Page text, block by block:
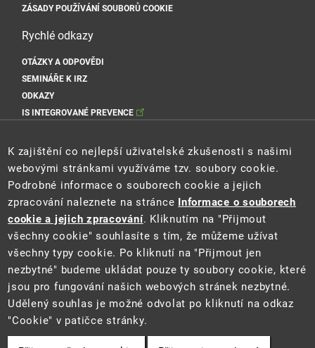
ZÁSADY POUŽÍVÁNÍ SOUBORŮ COOKIE
Rychlé odkazy
OTÁZKY A ODPOVĚDI
SEMINÁŘE K IRZ
ODKAZY
IS INTEGROVANÉ PREVENCE
Sociální sítě Cenia
2021 © Ministerstvo životního prostředí
K zajištění co nejlepší uživatelské zkušenosti s našimi
webovými stránkami využíváme tzv. soubory cookie.
Podrobné informace o souborech cookie a jejich
zpracování naleznete na stránce Informace o souborech
cookie a jejich zpracování. Kliknutím na "Přijmout
všechny cookie" souhlasíte s tím, že můžeme užívat
všechny typy cookie. Po kliknutí na "Přijmout jen
nezbytné" budeme ukládat pouze ty soubory cookie, které
jsou pro fungování našich webových stránek nezbytné.
Udělený souhlas je možné odvolat po kliknutí na odkaz
"Cookie" v patičce stránky.